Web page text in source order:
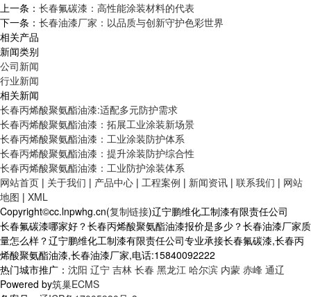
上一条： 长春氟碳漆：高性能涂装材料的代表​
下一条： 长春油漆厂家：以品质与创新守护色彩世界
相关产品
新闻类别
公司新闻
行业新闻
相关新闻
长春丙烯酸聚氨酯油漆:适配多元防护需求
长春丙烯酸聚氨酯油漆：拓展工业涂装新场景
长春丙烯酸聚氨酯油漆：工业涂装防护体系
长春丙烯酸聚氨酯油漆：提升涂装防护综合性
长春丙烯酸聚氨酯油漆：工业防护涂装体系
网站首页 | 关于我们 | 产品中心 | 工程案例 | 新闻资讯 | 联系我们 | 网站
地图 | XML
Copyright©cc.lnpwhg.cn(复制链接)辽宁鹏维化工制漆有限责任公司
长春氟碳漆哪家好？长春丙烯酸聚氨酯油漆报价是多少？长春油漆厂家质
量怎么样？辽宁鹏维化工制漆有限责任公司专业承接长春氟碳漆,长春丙
烯酸聚氨酯油漆,长春油漆厂家,电话:15840092222
热门城市推广： 沈阳 辽宁 吉林 长春 黑龙江 哈尔滨 内蒙 赤峰 通辽
Powered by筑巢ECMS